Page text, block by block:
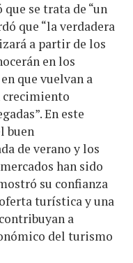
se trata de “un
que “la verdadera
a partir de los
en los
que vuelvan a
crecimiento
En este
buen
de verano y los
han sido
su confianza
turística y una
a
del turismo